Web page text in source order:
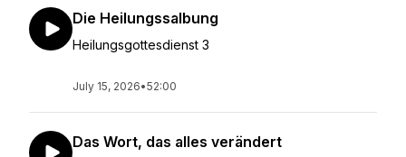
Die Heilungssalbung
Heilungsgottesdienst 3
July 15, 2026•52:00
Das Wort, das alles verändert